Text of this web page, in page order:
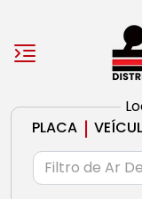
PLACA |